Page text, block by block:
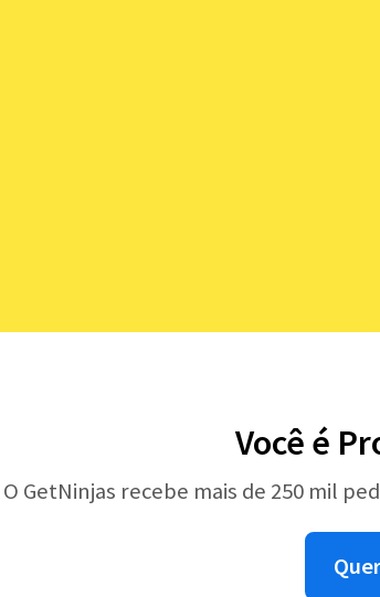
Você é
O GetNinjas recebe mais de 250 mil